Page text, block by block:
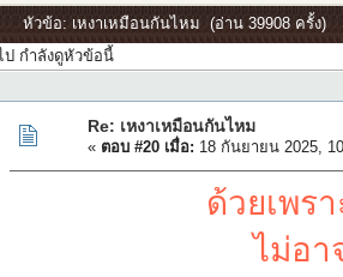
หัวข้อ: เหงาเหมือนกันไหม (อ่าน 39908 ครั้ง)
กำลังดูหัวข้อนี้
Re: เหงาเหมือนกันไหม
« ตอบ #20 เมื่อ: 18 กันยายน 2025,
ด้วยเพร
ไม่อา